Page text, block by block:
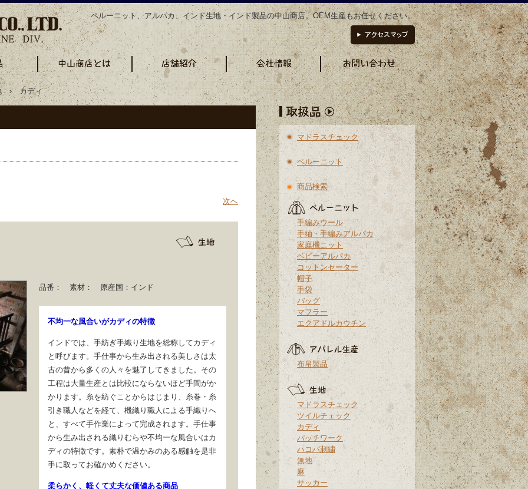
ペルーニット、アルパカ、インド生地・インド製品の中山商店。OEM生産もお任せください。
カディ
次へ
品番： 素材： 原産国： インド
不均一な風合いがカディの特徴
インドでは、手紡ぎ手織り生地を総称してカディ
と呼びます。手仕事から生み出される美しさは太
古の昔から多くの人々を魅了してきました。その
工程は大量生産とは比較にならないほど手間がか
かります。糸を紡ぐことからはじまり、糸巻・糸
引き職人などを経て、機織り職人による手織りへ
と、すべて手作業によって完成されます。手仕事
から生み出される織りむらや不均一な風合いはカ
ディの特徴です。素朴で温かみのある感触を是非
手に取ってお確かめください。
柔らかく、軽くて丈夫な価値ある商品
マドラスチェック
ペルーニット
商品検索
手編みウール
手紬・手編みアルパカ
家庭機ニット
ベビーアルパカ
コットンセーター
帽子
手袋
バッグ
マフラー
エクアドルカウチン
布帛製品
マドラスチェック
ツイルチェック
カディ
パッチワーク
ハコバ刺繍
無地
麻
サッカー